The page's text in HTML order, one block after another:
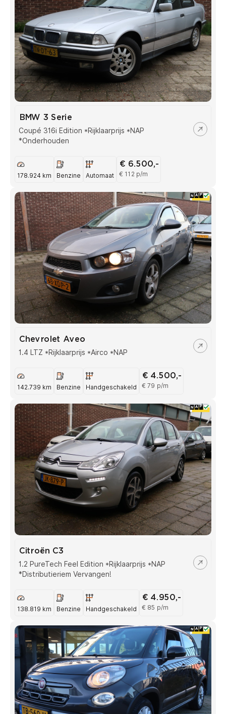
BMW 3 Serie
Coupé 316i Edition *Rijklaarprijs *NAP
*Onderhouden
178.924 km Benzine Automaat
€ 6.500,-
€ 112 p/m
Chevrolet Aveo
1.4 LTZ *Rijklaarprijs *Airco *NAP
142.739 km Benzine Handgeschakeld
€ 4.500,-
€ 79 p/m
Citroën C3
1.2 PureTech Feel Edition *Rijklaarprijs *NAP
*Distributieriem Vervangen!
138.819 km Benzine Handgeschakeld
€ 4.950,-
€ 85 p/m